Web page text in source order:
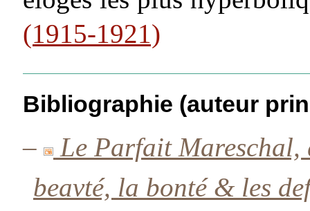
(1915-1921)
Bibliographie (auteur
–
Le Parfait Mareschal,
beavté, la bonté & les